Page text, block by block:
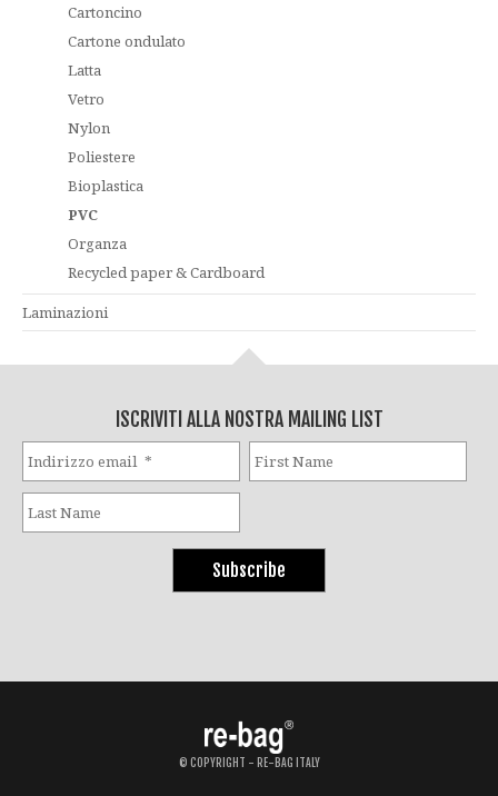
Cartoncino
Cartone ondulato
Latta
Vetro
Nylon
Poliestere
Bioplastica
PVC
Organza
Recycled paper & Cardboard
Laminazioni
ISCRIVITI ALLA NOSTRA MAILING LIST
© COPYRIGHT - RE-BAG ITALY